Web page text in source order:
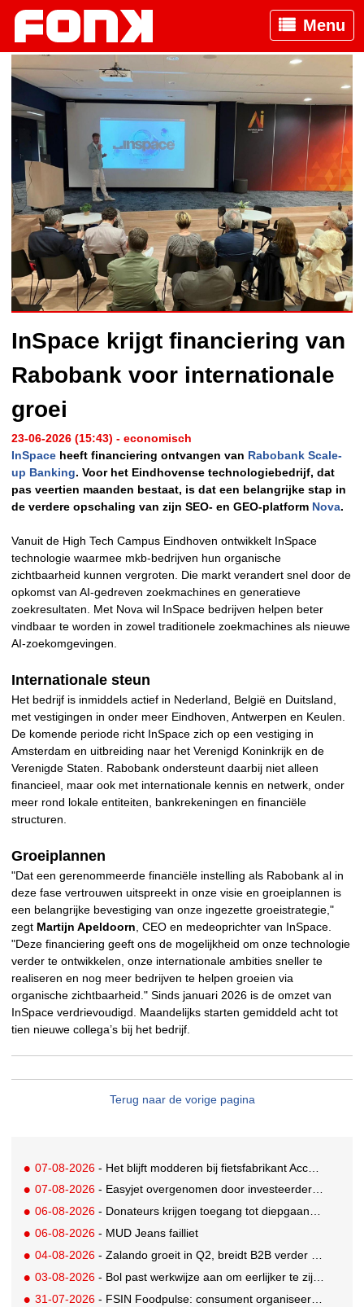
Menu
InSpace krijgt financiering van
Rabobank voor internationale
groei
23-06-2026 (15:43) - economisch
InSpace heeft financiering ontvangen van Rabobank Scale-
up Banking. Voor het Eindhovense technologiebedrijf, dat
pas veertien maanden bestaat, is dat een belangrijke stap in
de verdere opschaling van zijn SEO- en GEO-platform Nova.
Vanuit de High Tech Campus Eindhoven ontwikkelt InSpace
technologie waarmee mkb-bedrijven hun organische
zichtbaarheid kunnen vergroten. Die markt verandert snel door de
opkomst van AI-gedreven zoekmachines en generatieve
zoekresultaten. Met Nova wil InSpace bedrijven helpen beter
vindbaar te worden in zowel traditionele zoekmachines als nieuwe
AI-zoekomgevingen.
Internationale steun
Het bedrijf is inmiddels actief in Nederland, België en Duitsland,
met vestigingen in onder meer Eindhoven, Antwerpen en Keulen.
De komende periode richt InSpace zich op een vestiging in
Amsterdam en uitbreiding naar het Verenigd Koninkrijk en de
Verenigde Staten. Rabobank ondersteunt daarbij niet alleen
financieel, maar ook met internationale kennis en netwerk, onder
meer rond lokale entiteiten, bankrekeningen en financiële
structuren.
Groeiplannen
"Dat een gerenommeerde financiële instelling als Rabobank al in
deze fase vertrouwen uitspreekt in onze visie en groeiplannen is
een belangrijke bevestiging van onze ingezette groeistrategie,"
zegt Martijn Apeldoorn , CEO en medeoprichter van InSpace.
"Deze financiering geeft ons de mogelijkheid om onze technologie
verder te ontwikkelen, onze internationale ambities sneller te
realiseren en nog meer bedrijven te helpen groeien via
organische zichtbaarheid." Sinds januari 2026 is de omzet van
InSpace verdrievoudigd. Maandelijks starten gemiddeld acht tot
tien nieuwe collega’s bij het bedrijf.
Terug naar de vorige pagina
07-08-2026 - Het blijft modderen bij fietsfabrikant Accell. Krijgt uitstel van betaling
07-08-2026 - Easyjet overgenomen door investeerder Apollo
06-08-2026 - Donateurs krijgen toegang tot diepgaandere informatie over goede doelen
06-08-2026 - MUD Jeans failliet
04-08-2026 - Zalando groeit in Q2, breidt B2B verder uit en innoveert met AI
03-08-2026 - Bol past werkwijze aan om eerlijker te zijn naar verkopers en consumenten
31-07-2026 - FSIN Foodpulse: consument organiseert eet- en koopgedrag bewuster